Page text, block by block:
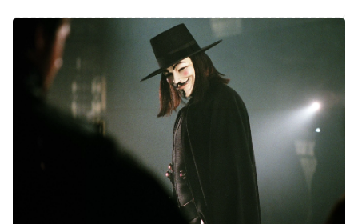
в символ протестов, а в России — в постироничный мем